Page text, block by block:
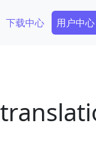
下载中心 用户中心